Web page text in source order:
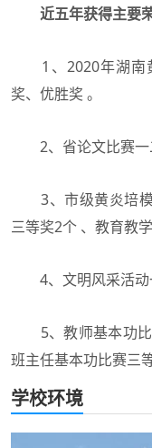
近五年获得主要
1、2020年湖南
奖、优胜奖 。
2、省论文比赛一
3、市级黄炎培模
三等奖2个 、教育教
4、文明风采活动
5、教师基本功比
班主任基本功比赛三等
学校环境